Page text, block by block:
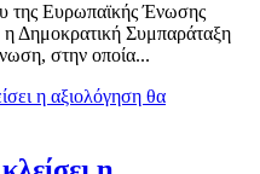
της Ευρωπαϊκής Ένωσης
η Δημοκρατική Συμπαράταξη
στην οποία...